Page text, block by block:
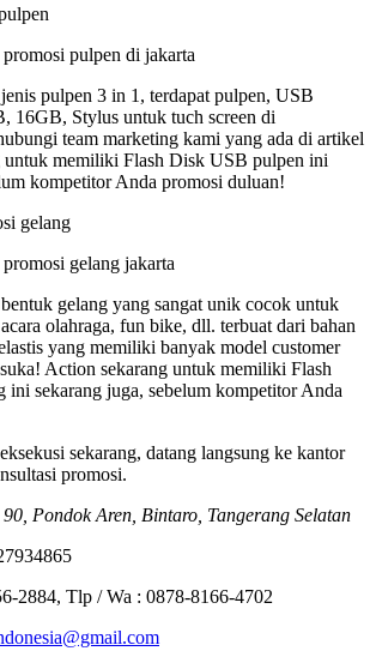
pulpen 3 in 1, terdapat pulpen, USB
16GB, Stylus untuk tuch screen di
team marketing kami yang ada di artikel
untuk memiliki Flash Disk USB pulpen ini
kompetitor Anda promosi duluan!
gelang
gelang yang sangat unik cocok untuk
olahraga, fun bike, dll. terbuat dari bahan
yang memiliki banyak model customer
Action sekarang untuk memiliki Flash
ini sekarang juga, sebelum kompetitor Anda
sekarang, datang langsung ke kantor
promosi.
Pondok Aren, Bintaro, Tangerang Selatan
2884, Tlp / Wa : 0878-8166-4702